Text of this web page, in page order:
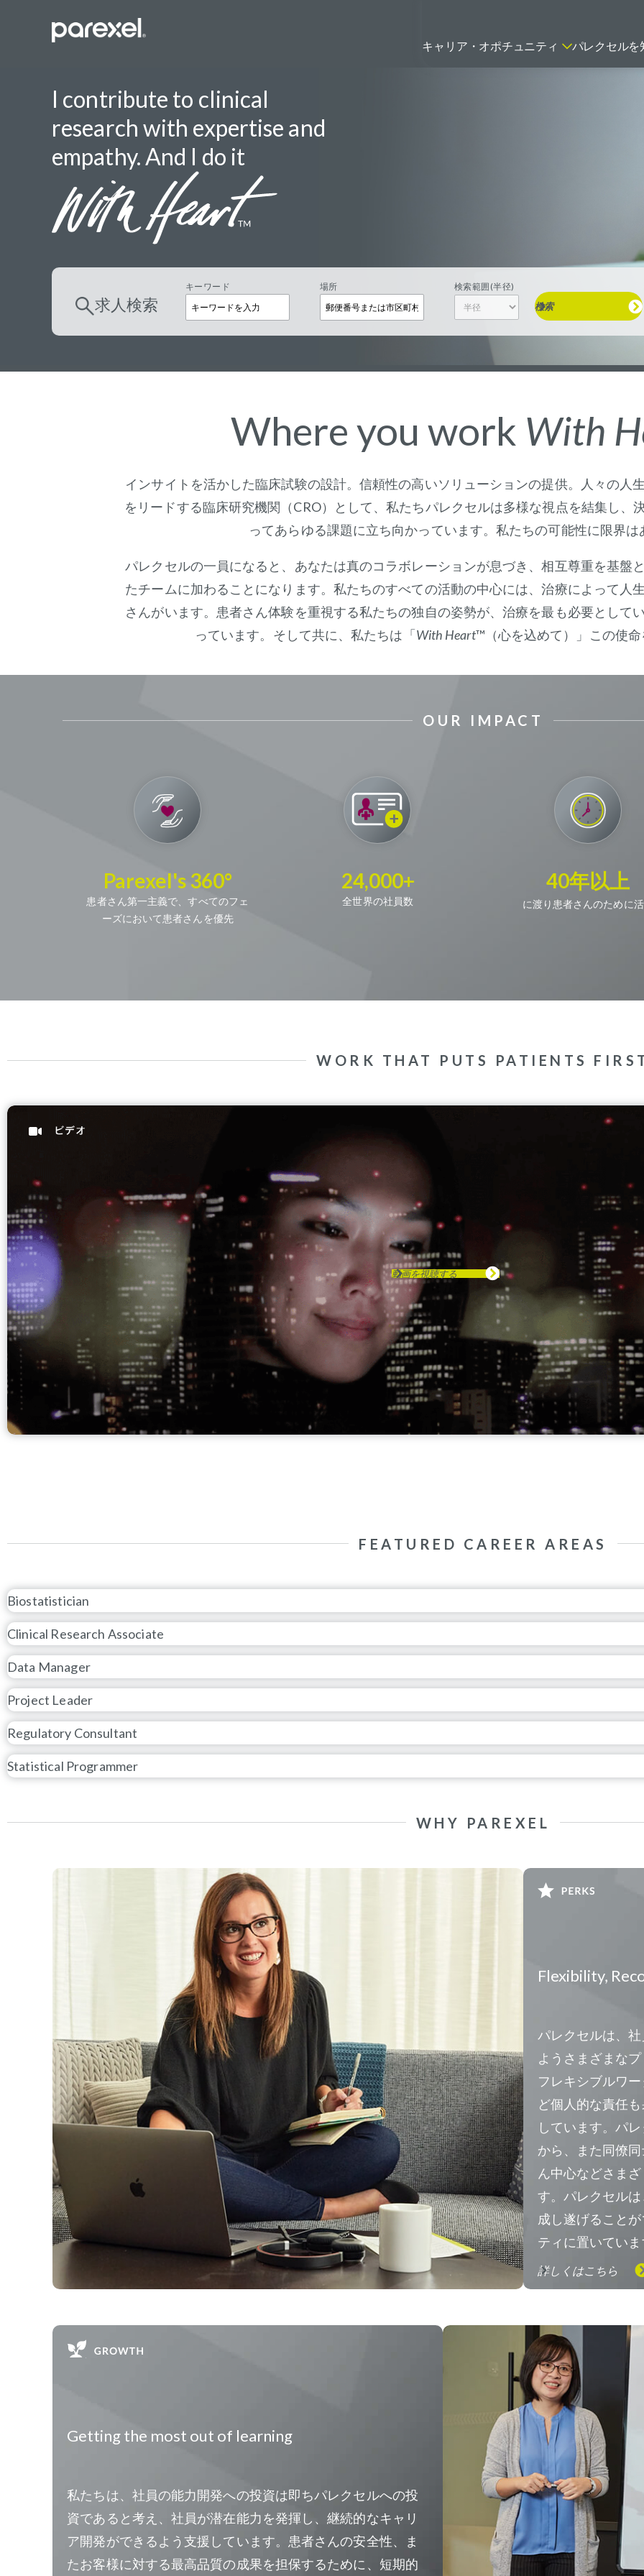
キャリア・オポチュニティ
バイオスタティティシャン
プロジェクトリーダー
パレクセルを
I contribute to clinical
research with expertise and
empathy. And I do it
求人検索
キーワード 場所 検索範囲(半径)
検索
Where you work With
インサイトを活かした臨床試験の設計。信頼性の高いソリューションの提供。人々の人
をリードする臨床研究機関（CRO）として、私たちパレクセルは多様な視点を結集し、
ってあらゆる課題に立ち向かっています。私たちの可能性に限界は
パレクセルの一員になると、あなたは真のコラボレーションが息づき、相互尊重を基盤
たチームに加わることになります。私たちのすべての活動の中心には、治療によって人
さんがいます。患者さん体験を重視する私たちの独自の姿勢が、治療を最も必要として
っています。そして共に、私たちは「With Heart™（心を込めて）」この使
OUR IMPACT
Parexel's 360°
患者さん第一主義で、すべてのフェ
ーズにおいて患者さんを優先
24,000+
全世界の社員数
40年以上
に渡り患者さんのために
WORK THAT PUTS PATIENTS
動画を視聴する
FEATURED CAREER AREAS
Biostatistician
Clinical Research Associate
Data Manager
Project Leader
Regulatory Consultant
Statistical Programmer
WHY PAREXEL
Flexibility,
パレクセルは、
ようさまざまな
フレキシブルワ
ど個人的な責任
しています。パ
から、また同僚
ん中心などさま
す。パレクセル
成し遂げること
ティに置いてい
詳しくはこちら
Getting the most out of learning
私たちは、社員の能力開発への投資は即ちパレクセルへの投
資であると考え、社員が潜在能力を発揮し、継続的なキャリ
ア開発ができるよう支援しています。患者さんの安全性、ま
たお客様に対する最高品質の成果を担保するために、短期的